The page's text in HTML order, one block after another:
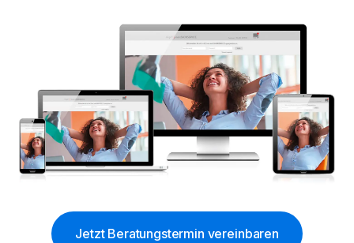
Jetzt Beratungstermin vereinbaren